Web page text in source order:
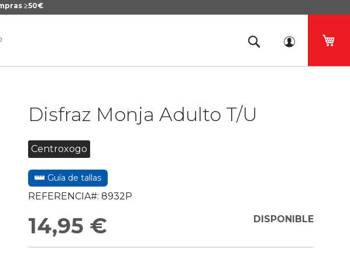
≥50€
Disfraz Monja Adulto T/U
Centroxogo
Guía de tallas
REFERENCIA#: 8932P
14,95 € DISPONIBLE
galería
imágenes